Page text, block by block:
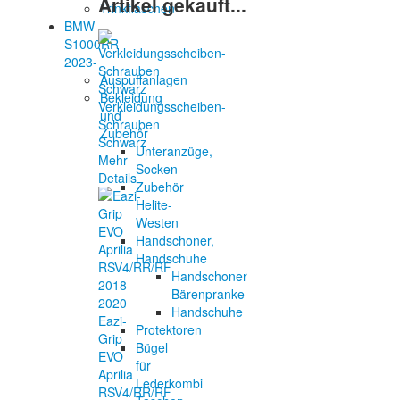
Trinkflaschen
BMW
S1000RR
2023-
Auspuffanlagen
Bekleidung
und
Zubehör
Unteranzüge,
Socken
Zubehör
Helite-
Westen
Handschoner,
Handschuhe
Handschoner
Bärenpranke
Handschuhe
Protektoren
Bügel
für
Lederkombi
Verkleidungsscheiben-
Schrauben
Schwarz
Mehr
Details
Eazi-
Grip
EVO
Aprilia
RSV4/RR/RF